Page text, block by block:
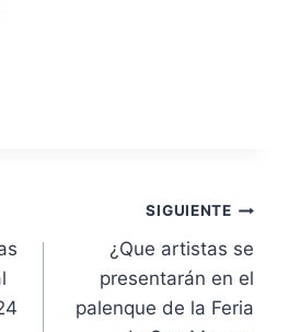
SIGUIENTE
¿Que artistas se
presentarán en el
palenque de la Feria